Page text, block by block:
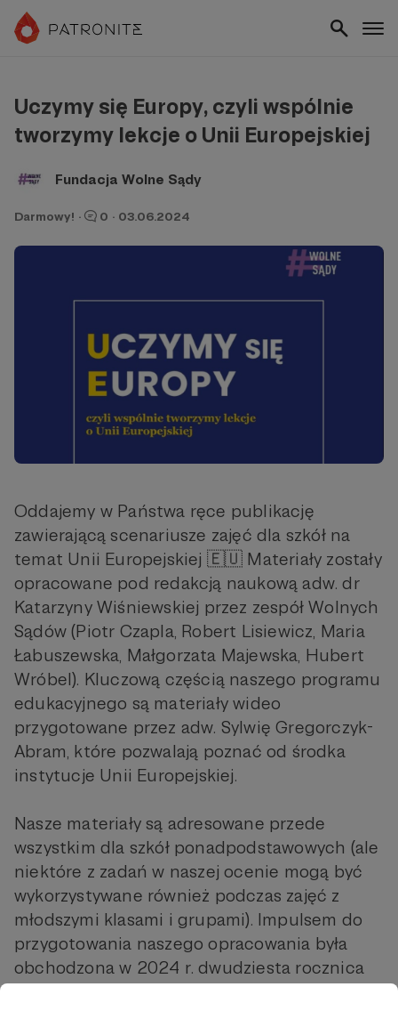
Uczymy się Europy, czyli wspólnie
tworzymy lekcje o Unii Europejskiej
Fundacja Wolne Sądy
Darmowy! · 0 · 03.06.2024
Oddajemy w Państwa ręce publikację
zawierającą scenariusze zajęć dla szkół na
temat Unii Europejskiej 🇪🇺 Materiały zostały
opracowane pod redakcją naukową adw. dr
Katarzyny Wiśniewskiej przez zespół Wolnych
Sądów (Piotr Czapla, Robert Lisiewicz, Maria
Łabuszewska, Małgorzata Majewska, Hubert
Wróbel). Kluczową częścią naszego programu
edukacyjnego są materiały wideo
przygotowane przez adw. Sylwię Gregorczyk-
Abram, które pozwalają poznać od środka
instytucje Unii Europejskiej.
Nasze materiały są adresowane przede
wszystkim dla szkół ponadpodstawowych (ale
niektóre z zadań w naszej ocenie mogą być
wykorzystywane również podczas zajęć z
młodszymi klasami i grupami). Impulsem do
przygotowania naszego opracowania była
obchodzona w 2024 r. dwudziesta rocznica